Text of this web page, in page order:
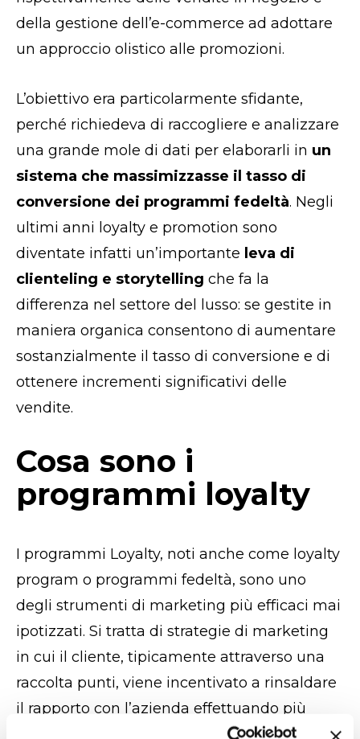
della gestione dell’e-commerce ad adottare
un approccio olistico alle promozioni.
L’obiettivo era particolarmente sfidante,
perché richiedeva di raccogliere e analizzare
una grande mole di dati per elaborarli in un
sistema che massimizzasse il tasso di
conversione dei programmi fedeltà. Negli
ultimi anni loyalty e promotion sono
diventate infatti un’importante leva di
clienteling e storytelling che fa la
differenza nel settore del lusso: se gestite in
maniera organica consentono di aumentare
sostanzialmente il tasso di conversione e di
ottenere incrementi significativi delle
vendite.
Cosa sono i
programmi loyalty
I programmi Loyalty, noti anche come loyalty
program o programmi fedeltà, sono uno
degli strumenti di marketing più efficaci mai
ipotizzati. Si tratta di strategie di marketing
in cui il cliente, tipicamente attraverso una
raccolta punti, viene incentivato a rinsaldare
il rapporto con l’azienda effettuando più
acquisti, visitando più spesso i punti vendita